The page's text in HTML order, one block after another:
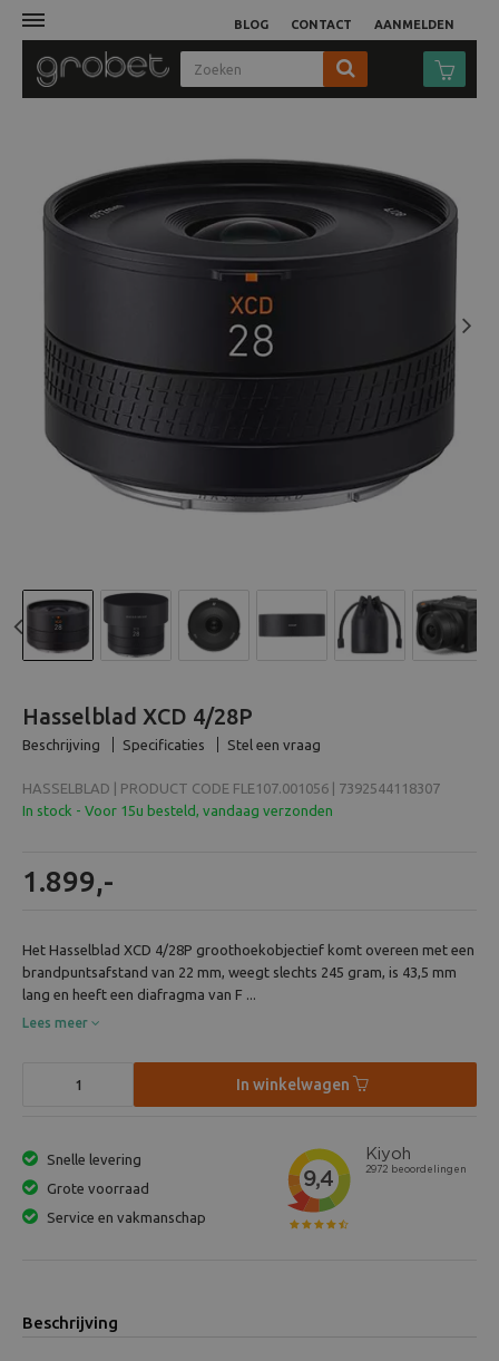
AANMELDEN
BLOG CONTACT
Fotocamera
Objectieven
Tassen
Statieven
Studio
Analoog
Next
Previous
Hasselblad XCD 4/28P
Beschrijving Specificaties Stel een vraag
HASSELBLAD | PRODUCT CODE FLE107.001056 | 7392544118307
In stock - Voor 15u besteld, vandaag verzonden
1.899,-
Het Hasselblad XCD 4/28P groothoekobjectief komt overeen met een
brandpuntsafstand van 22 mm, weegt slechts 245 gram, is 43,5 mm
lang en heeft een diafragma van F ...
Lees meer
In winkelwagen
Snelle levering
Grote voorraad
Service en vakmanschap
Beschrijving